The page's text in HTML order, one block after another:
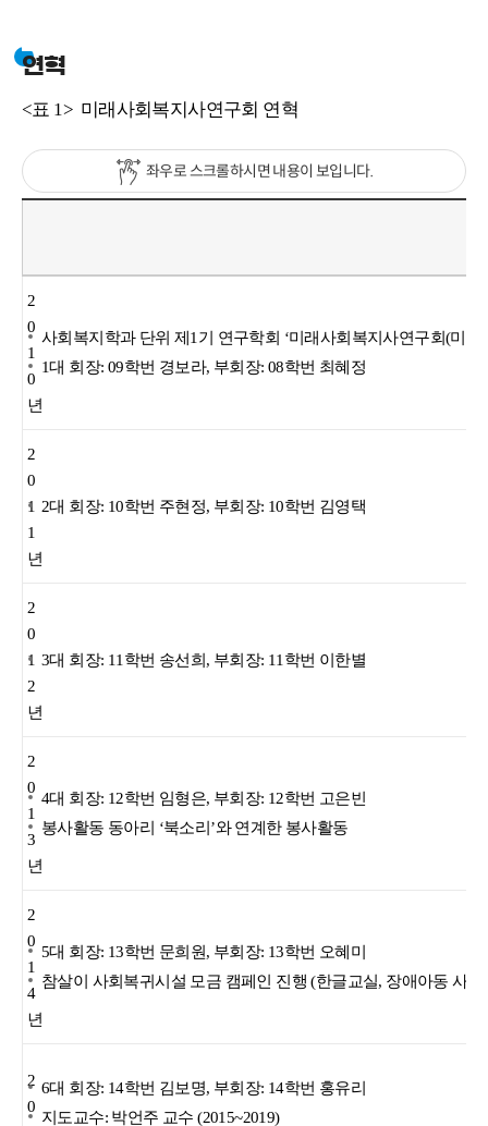
연혁
<표 1> 미래사회복지사연구회 연혁
좌우로 스크롤하시면 내용이 보입니다.
2
0
1
0
년
사회복지학과 단위 제1기 연구학회 ‘미래사회복지사연구회(미사
1대 회장: 09학번 경보라, 부회장: 08학번 최혜정
2
0
1
1
년
2대 회장: 10학번 주현정, 부회장: 10학번 김영택
2
0
1
2
년
3대 회장: 11학번 송선희, 부회장: 11학번 이한별
2
0
1
3
년
4대 회장: 12학번 임형은, 부회장: 12학번 고은빈
봉사활동 동아리 ‘북소리’와 연계한 봉사활동
2
0
1
4
년
5대 회장: 13학번 문희원, 부회장: 13학번 오혜미
참살이 사회복귀시설 모금 캠페인 진행 (한글교실, 장애아동 사
2
0
6대 회장: 14학번 김보명, 부회장: 14학번 홍유리
지도교수: 박언주 교수 (2015~2019)